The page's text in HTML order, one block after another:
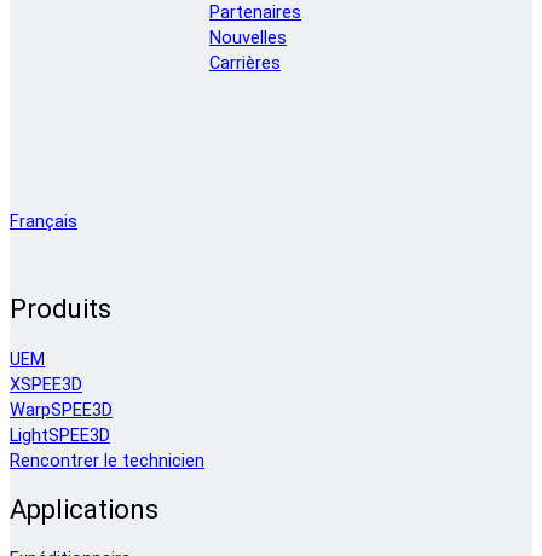
Partenaires
Nouvelles
Carrières
Français
Produits
UEM
XSPEE3D
WarpSPEE3D
LightSPEE3D
Rencontrer le technicien
Applications